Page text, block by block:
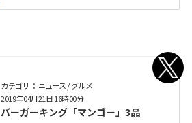
カテゴリ： ニュース / グルメ
バーガーキング「マンゴー」3品
2019年04月21日 16時00分